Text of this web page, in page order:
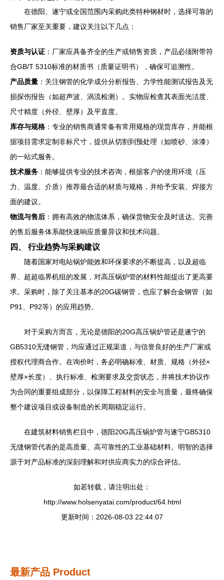
在德阳、遂宁或全国范围内采购此类特种钢材时，选择可靠的
销售厂家至关重要，建议关注以下几点：
资质与认证 ：厂家应具备齐全的生产或销售资质，产品必须附带符
合GB/T 5310标准的材质书（质量证明书），确保可追溯性。
产品质量 ：关注钢管的化学成分分析报告、力学性能测试报告及无
损探伤报告（如超声波、涡流检测）。实物应检查其表面光洁度、
尺寸精度（外径、壁厚）及平直度。
库存与规格 ：专业的销售商通常备有常用规格的现货库存，并能根
据项目需求定制非标尺寸，提供从切割到预处理（如喷砂、涂漆）
的一站式服务。
技术服务 ：能够提供专业的技术咨询，根据客户的使用环境（压
力、温度、介质）推荐最合适的材质与规格，并给予安装、焊接方
面的建议。
物流与售后 ：拥有高效的物流体系，确保货物安全及时送达。完善
的售后服务体系能快速响应质量异议和技术问题。
四、 行业趋势与采购建议
随着国家对电站锅炉能效和环保要求的不断提高，以及超临
界、超超临界机组的发展，对高压锅炉管的材料性能提出了更高要
求。采购时，除了关注基本的20G碳钢管，也应了解合金钢管（如
P91、P92等）的应用趋势。
对于采购方而言，无论是德阳的20G高压锅炉管还是遂宁的
GB5310无缝钢管，均应通过正规渠道，与信誉良好的生产厂家或
授权代理商合作。在询价时，务必明确标准、材质、规格（外径×
壁厚×长度）、执行标准、检测要求及交货状态，并将技术协议作
为合同的重要组成部分，以保障工程材料的安全与质量，最终确保
整个建设项目或设备制造的长周期稳定运行。
在建筑材料销售栏目中，德阳20G高压锅炉管与遂宁GB5310
无缝钢管代表的是高质量、高可靠性的工业基础材料。明智的选择
源于对产品标准的深刻理解和对供应商实力的综合评估。
如若转载，请注明出处：
http://www.holsenyatai.com/product/64.html
更新时间：2026-08-03 22:44:07
最新产品 Product